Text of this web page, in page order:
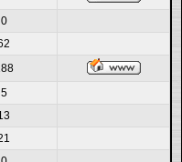
0
5